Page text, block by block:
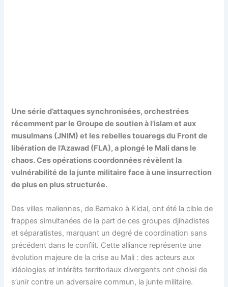
Une série d’attaques synchronisées, orchestrées
récemment par le Groupe de soutien à l’islam et aux
musulmans (JNIM) et les rebelles touaregs du Front de
libération de l’Azawad (FLA), a plongé le Mali dans le
chaos. Ces opérations coordonnées révèlent la
vulnérabilité de la junte militaire face à une insurrection
de plus en plus structurée.
Des villes maliennes, de Bamako à Kidal, ont été la cible de
frappes simultanées de la part de ces groupes djihadistes
et séparatistes, marquant un degré de coordination sans
précédent dans le conflit. Cette alliance représente une
évolution majeure de la crise au Mali : des acteurs aux
idéologies et intérêts territoriaux divergents ont choisi de
s’unir contre un adversaire commun, la junte militaire.